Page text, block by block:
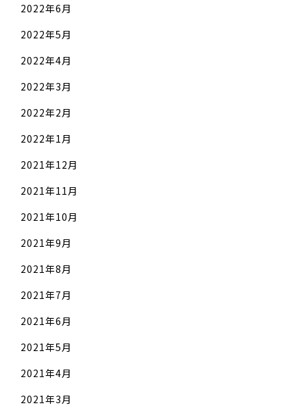
2022年6月
2022年5月
2022年4月
2022年3月
2022年2月
2022年1月
2021年12月
2021年11月
2021年10月
2021年9月
2021年8月
2021年7月
2021年6月
2021年5月
2021年4月
2021年3月